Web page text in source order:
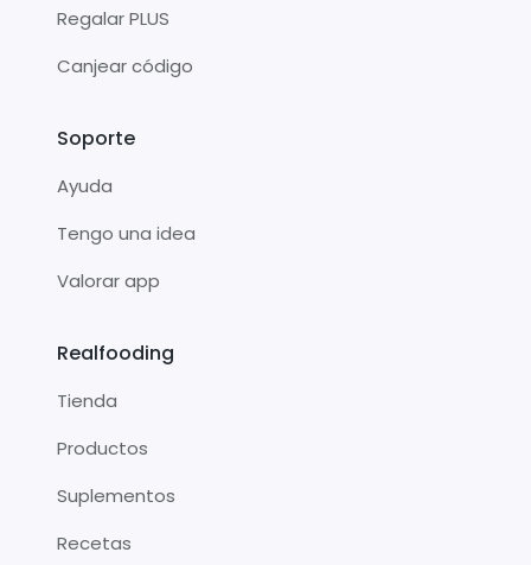
Regalar PLUS
Canjear código
Soporte
Ayuda
Tengo una idea
Valorar app
Realfooding
Tienda
Productos
Suplementos
Recetas